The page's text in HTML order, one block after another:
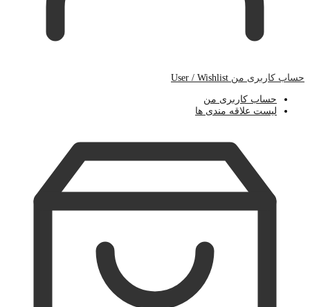
حساب کاربری من User / Wishlist
حساب کاربری من
لیست علاقه مندی ها